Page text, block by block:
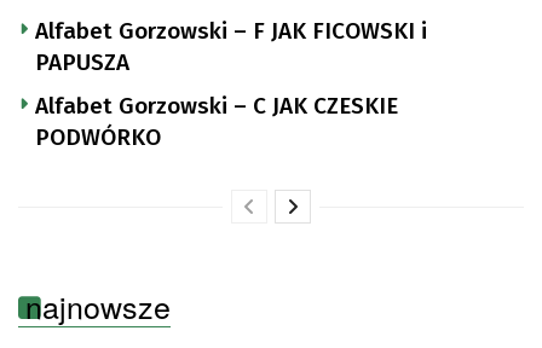
Alfabet Gorzowski – F JAK FICOWSKI i
PAPUSZA
Alfabet Gorzowski – C JAK CZESKIE
PODWÓRKO
najnowsze